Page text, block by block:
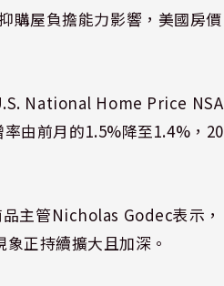
屋負擔能力影響，美國房價
National Home Price NSA
由前月的1.5%降至1.4%，20
主管Nicholas Godec表示，
正持續擴大且加深。